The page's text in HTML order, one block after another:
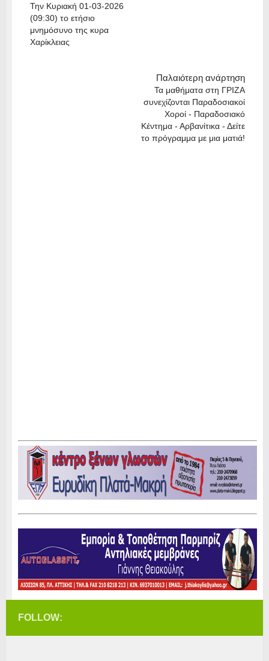
Την Κυριακή 01-03-2026
(09:30) το ετήσιο
μνημόσυνο της κυρα
Χαρίκλειας
Παλαιότερη ανάρτηση
Τα μαθήματα στη ΓΡΙΖΑ
συνεχίζονται Παραδοσιακοί
Χοροί - Παραδοσιακό
Κέντημα - Αρβανίτικα - Δείτε
το πρόγραμμα με μια ματιά!
FOLLOW: